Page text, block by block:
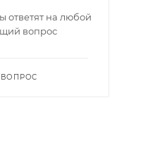
ответят на любой
вопрос
ВОПРОС